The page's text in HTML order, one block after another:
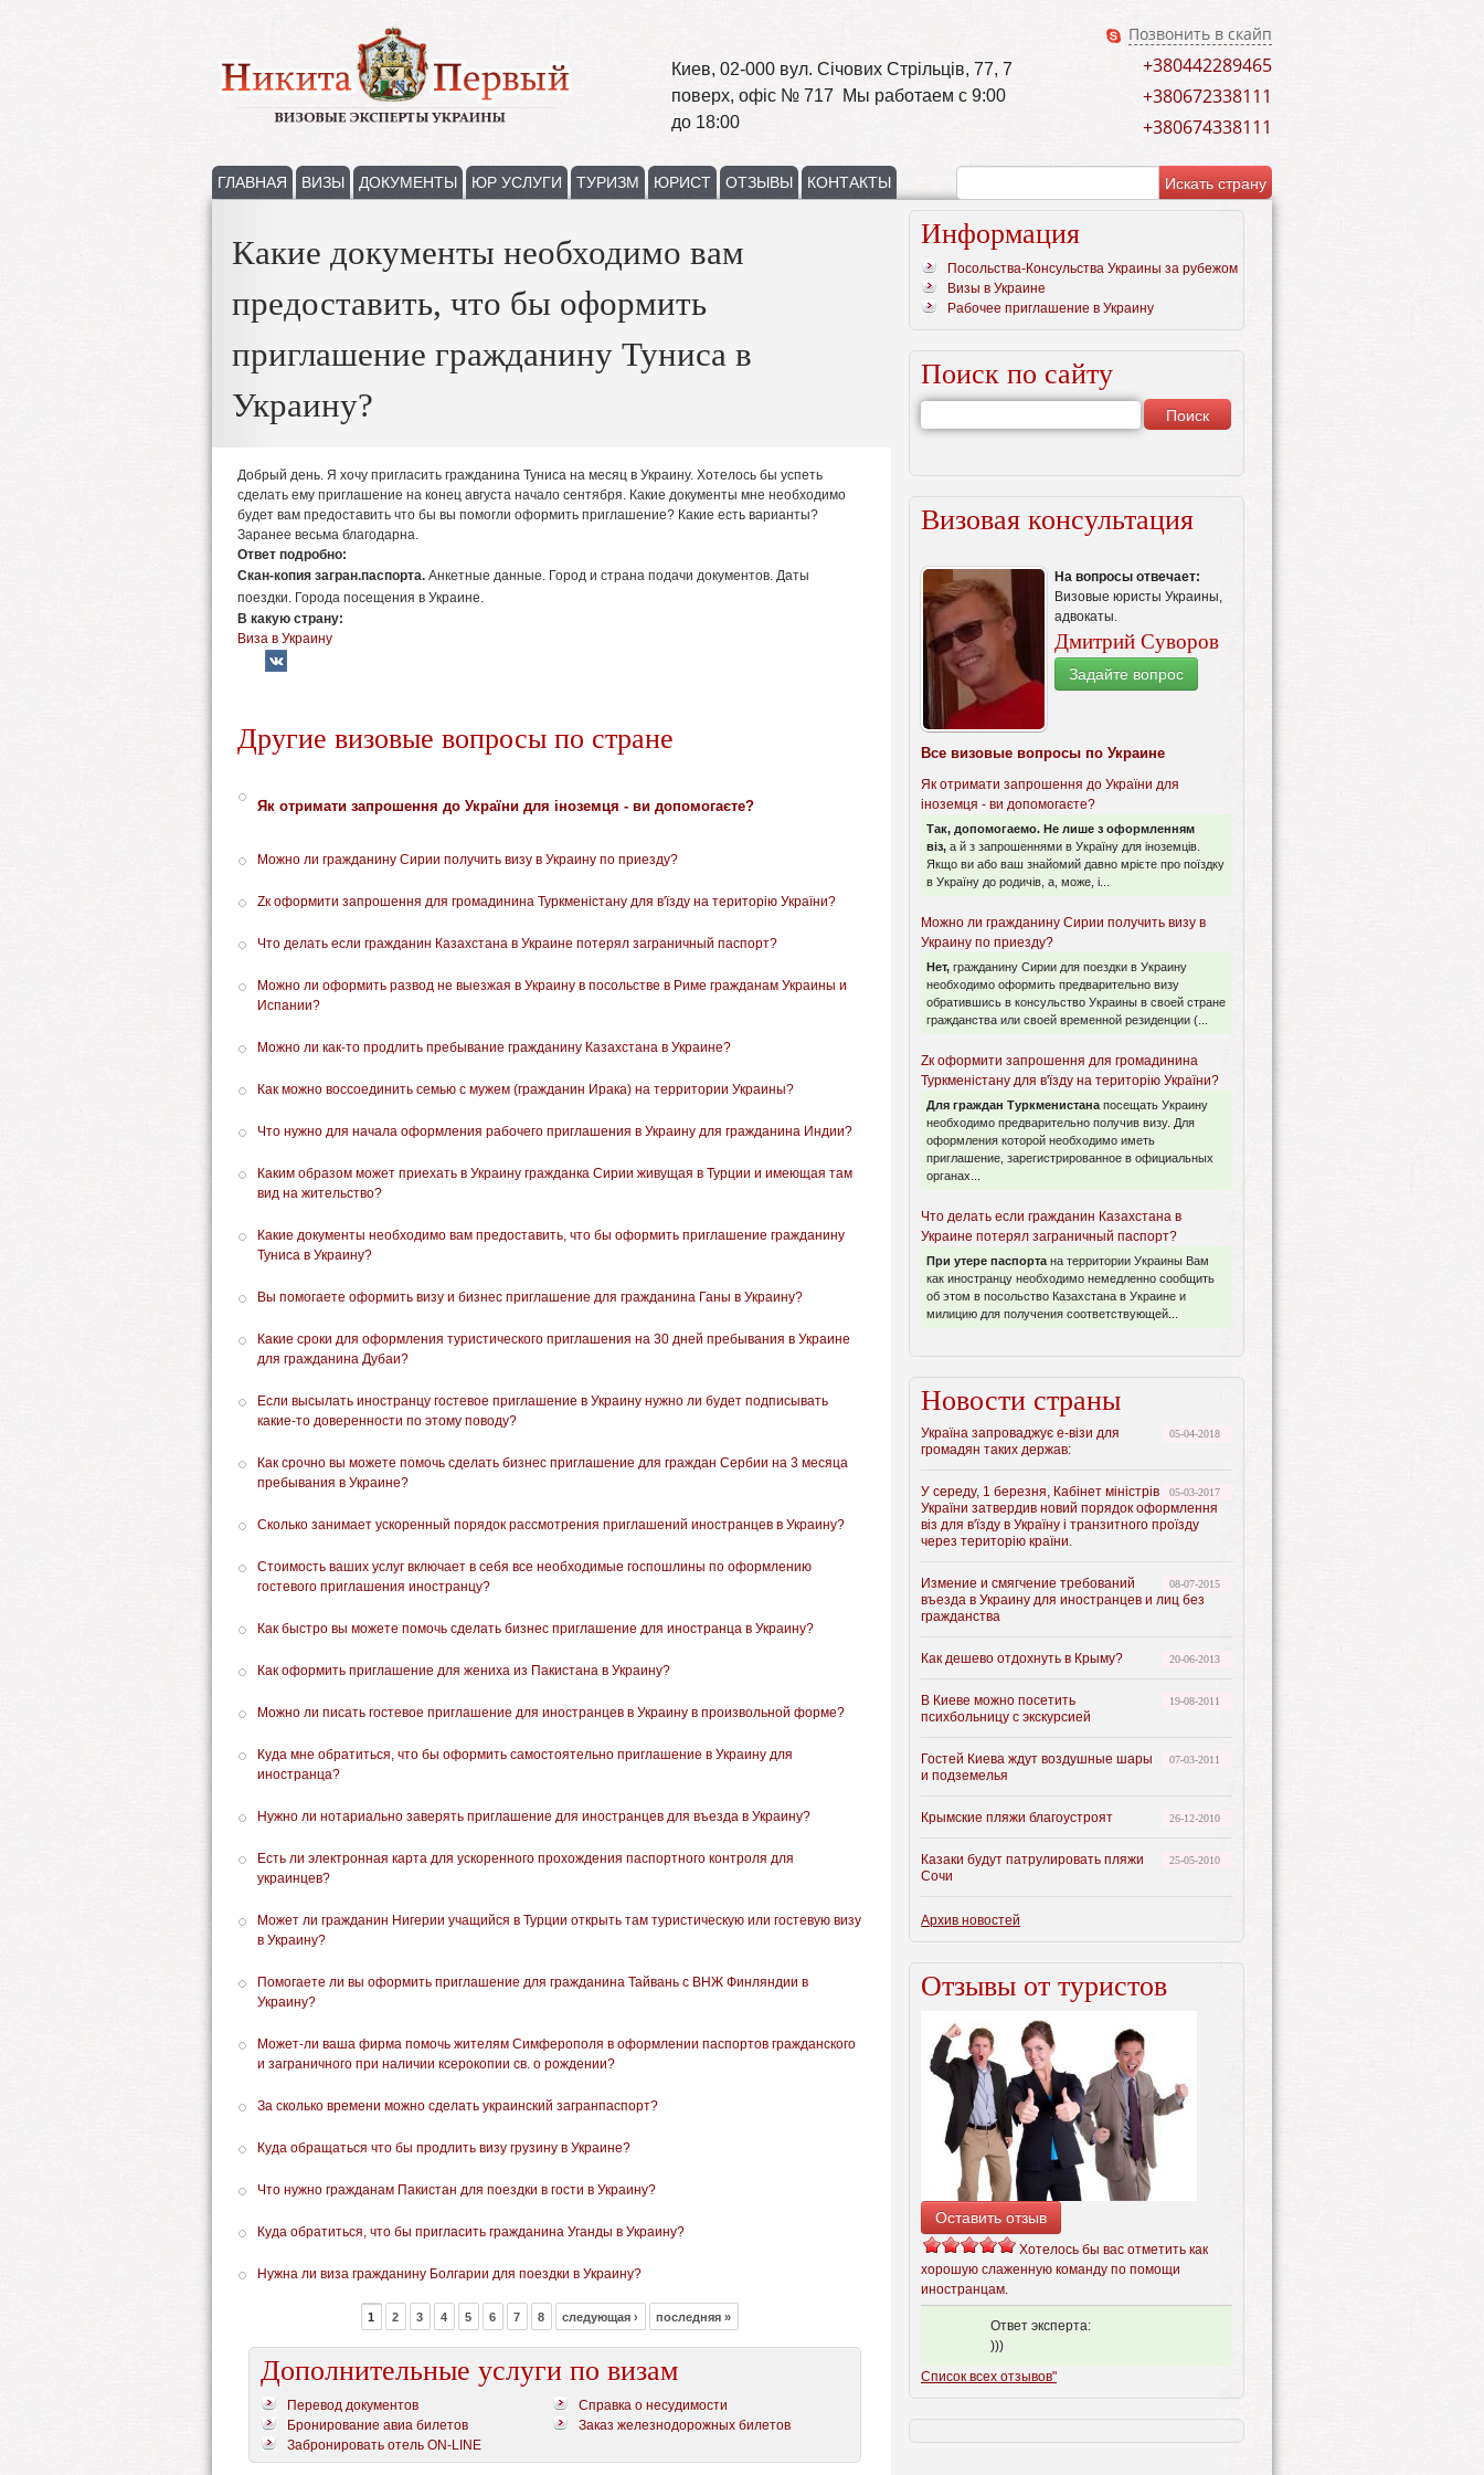
Киев, 02-000 вул. Січових Стрільців, 77, 7
поверх, офіс № 717 Мы работаем с 9:00
до 18:00
Позвонить в скайп
+380442289465
+380672338111
+380674338111
ГЛАВНАЯ ВИЗЫ ДОКУМЕНТЫ ЮР УСЛУГИ ТУРИЗМ ЮРИСТ ОТЗЫВЫ КОНТАКТЫ
Какие документы необходимо вам
предоставить, что бы оформить
приглашение гражданину Туниса в
Украину?
Добрый день. Я хочу пригласить гражданина Туниса на месяц в Украину. Хотелось бы успеть
сделать ему приглашение на конец августа начало сентября. Какие документы мне необходимо
будет вам предоставить что бы вы помогли оформить приглашение? Какие есть варианты?
Заранее весьма благодарна.
Ответ подробно:
Скан-копия загран.паспорта. Анкетные данные. Город и страна подачи документов. Даты
поездки. Города посещения в Украине.
В какую страну:
Виза в Украину
Другие визовые вопросы по стране
Як отримати запрошення до України для іноземця - ви допомогаєте?
Можно ли гражданину Сирии получить визу в Украину по приезду?
Zк оформити запрошення для громадинина Туркменістану для в'їзду на територію України?
Что делать если гражданин Казахстана в Украине потерял заграничный паспорт?
Можно ли оформить развод не выезжая в Украину в посольстве в Риме гражданам Украины и
Испании?
Можно ли как-то продлить пребывание гражданину Казахстана в Украине?
Как можно воссоединить семью с мужем (гражданин Ирака) на территории Украины?
Что нужно для начала оформления рабочего приглашения в Украину для гражданина Индии?
Каким образом может приехать в Украину гражданка Сирии живущая в Турции и имеющая там
вид на жительство?
Какие документы необходимо вам предоставить, что бы оформить приглашение гражданину
Туниса в Украину?
Вы помогаете оформить визу и бизнес приглашение для гражданина Ганы в Украину?
Какие сроки для оформления туристического приглашения на 30 дней пребывания в Украине
для гражданина Дубаи?
Если высылать иностранцу гостевое приглашение в Украину нужно ли будет подписывать
какие-то доверенности по этому поводу?
Как срочно вы можете помочь сделать бизнес приглашение для граждан Сербии на 3 месяца
пребывания в Украине?
Сколько занимает ускоренный порядок рассмотрения приглашений иностранцев в Украину?
Стоимость ваших услуг включает в себя все необходимые госпошлины по оформлению
гостевого приглашения иностранцу?
Как быстро вы можете помочь сделать бизнес приглашение для иностранца в Украину?
Как оформить приглашение для жениха из Пакистана в Украину?
Можно ли писать гостевое приглашение для иностранцев в Украину в произвольной форме?
Куда мне обратиться, что бы оформить самостоятельно приглашение в Украину для
иностранца?
Нужно ли нотариально заверять приглашение для иностранцев для въезда в Украину?
Есть ли электронная карта для ускоренного прохождения паспортного контроля для
украинцев?
Может ли гражданин Нигерии учащийся в Турции открыть там туристическую или гостевую визу
в Украину?
Помогаете ли вы оформить приглашение для гражданина Тайвань с ВНЖ Финляндии в
Украину?
Может-ли ваша фирма помочь жителям Симферополя в оформлении паспортов гражданского
и заграничного при наличии ксерокопии св. о рождении?
За сколько времени можно сделать украинский загранпаспорт?
Куда обращаться что бы продлить визу грузину в Украине?
Что нужно гражданам Пакистан для поездки в гости в Украину?
Куда обратиться, что бы пригласить гражданина Уганды в Украину?
Нужна ли виза гражданину Болгарии для поездки в Украину?
1 2 3 4 5 6 7 8 следующая › последняя »
Дополнительные услуги по визам
Перевод документов
Справка о несудимости
Бронирование авиа билетов
Заказ железнодорожных билетов
Забронировать отель ON-LINE
Информация
Посольства-Консульства Украины за рубежом
Визы в Украине
Рабочее приглашение в Украину
Поиск по сайту
Визовая консультация
На вопросы отвечает:
Визовые юристы Украины,
адвокаты.
Дмитрий Суворов
Задайте вопрос
Все визовые вопросы по Украине
Як отримати запрошення до України для
іноземця - ви допомогаєте?
Так, допомогаемо. Не лише з оформленням
віз, а й з запрошеннями в Україну для іноземців.
Якщо ви або ваш знайомий давно мрієте про поїздку
в Україну до родичів, а, може, і...
Можно ли гражданину Сирии получить визу в
Украину по приезду?
Нет, гражданину Сирии для поездки в Украину
необходимо оформить предварительно визу
обратившись в консульство Украины в своей стране
гражданства или своей временной резиденции (...
Zк оформити запрошення для громадинина
Туркменістану для в'їзду на територію України?
Для граждан Туркменистана посещать Украину
необходимо предварительно получив визу. Для
оформления которой необходимо иметь
приглашение, зарегистрированное в официальных
органах...
Что делать если гражданин Казахстана в
Украине потерял заграничный паспорт?
При утере паспорта на территории Украины Вам
как иностранцу необходимо немедленно сообщить
об этом в посольство Казахстана в Украине и
милицию для получения соответствующей...
Новости страны
05-04-2018
Україна запроваджує е-візи для
громадян таких держав:
05-03-2017
У середу, 1 березня, Кабінет міністрів
України затвердив новий порядок оформлення
віз для в'їзду в Україну і транзитного проїзду
через територію країни.
08-07-2015
Измение и смягчение требований
въезда в Украину для иностранцев и лиц без
гражданства
20-06-2013
Как дешево отдохнуть в Крыму?
19-08-2011
В Киеве можно посетить
психбольницу с экскурсией
07-03-2011
Гостей Киева ждут воздушные шары
и подземелья
26-12-2010
Крымские пляжи благоустроят
25-05-2010
Казаки будут патрулировать пляжи
Сочи
Архив новостей
Отзывы от туристов
Оставить отзыв
Хотелось бы вас отметить как
хорошую слаженную команду по помощи
иностранцам.
Ответ эксперта:
)))
Список всех отзывов"